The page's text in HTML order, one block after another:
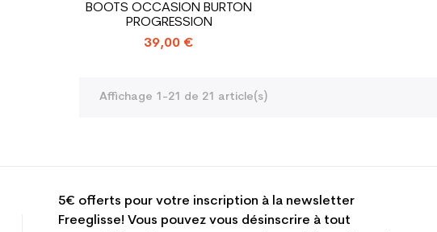
BOOTS OCCASION BURTON
PROGRESSION
39,00 €
Affichage 1-21 de 21 article(s)
5€ offerts pour votre inscription à la newsletter
Freeglisse! Vous pouvez vous désinscrire à tout